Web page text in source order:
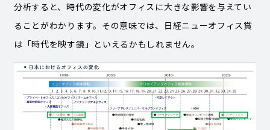
分析すると、時代の変化がオフィスに大きな影響を与えてい
ることがわかります。その意味では、日経ニューオフィス賞
は「時代を映す鏡」といえるかもしれません。